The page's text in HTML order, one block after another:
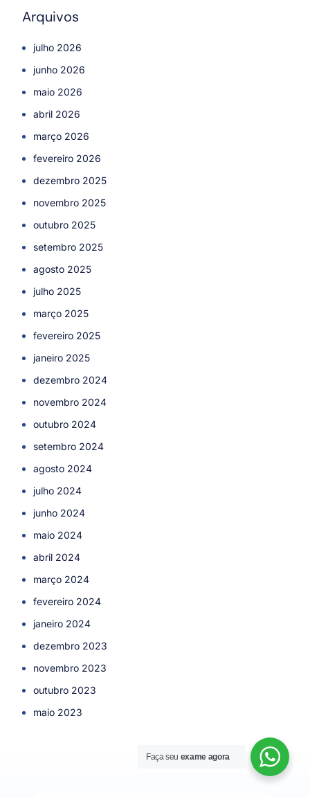
Arquivos
julho 2026
junho 2026
maio 2026
abril 2026
março 2026
fevereiro 2026
dezembro 2025
novembro 2025
outubro 2025
setembro 2025
agosto 2025
julho 2025
março 2025
fevereiro 2025
janeiro 2025
dezembro 2024
novembro 2024
outubro 2024
setembro 2024
agosto 2024
julho 2024
junho 2024
maio 2024
abril 2024
março 2024
fevereiro 2024
janeiro 2024
dezembro 2023
novembro 2023
outubro 2023
maio 2023
Agendar Consulta!
Faça seu exame agora